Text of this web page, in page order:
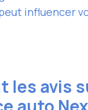
influencer
les avis